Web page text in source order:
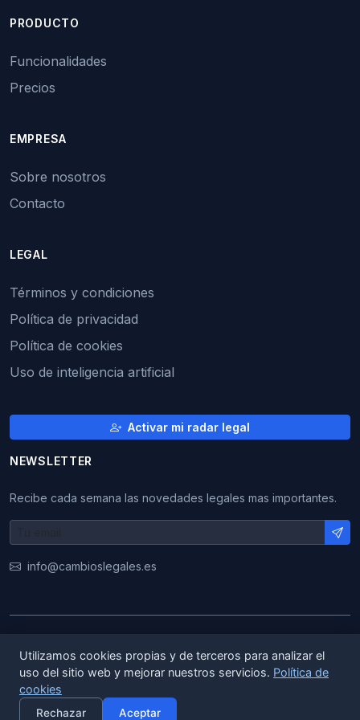
PRODUCTO
Funcionalidades
Precios
EMPRESA
Sobre nosotros
Contacto
LEGAL
Términos y condiciones
Política de privacidad
Política de cookies
Uso de inteligencia artificial
Activar mi radar legal
NEWSLETTER
Recibe cada semana las novedades legales mas importantes.
info@cambioslegales.es
reservados.
ES|EN
Utilizamos cookies propias y de terceros para analizar el
uso del sitio web y mejorar nuestros servicios. Política de
cookies
Rechazar Aceptar